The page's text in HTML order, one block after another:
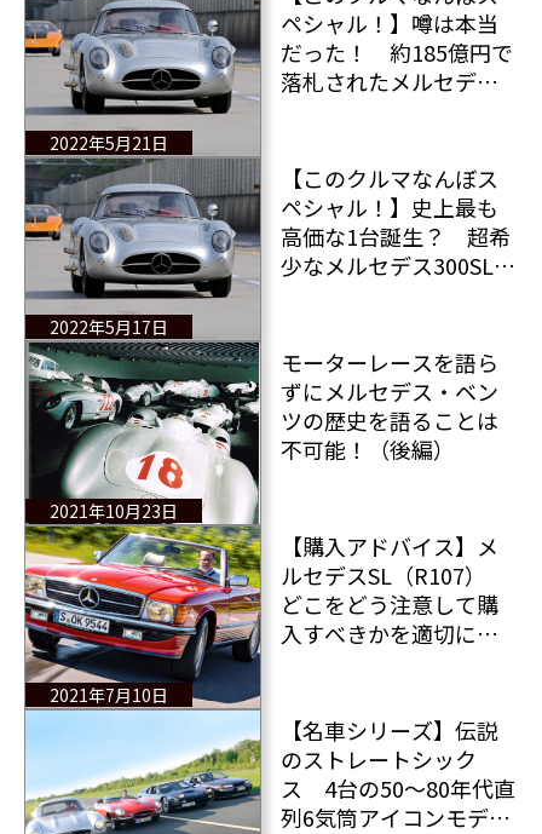
2022年5月21日
ペシャル！】噂は本当
だった！ 約185億円で
落札されたメルセデス
な1台に
2022年5月17日
【このクルマなんぼス
ペシャル！】史上最も
高価な1台誕生？ 超希
少なメルセデス300SLR
札？
2021年10月23日
モーターレースを語ら
ずにメルセデス・ベン
ツの歴史を語ることは
不可能！（後編）
2021年7月10日
【購入アドバイス】メ
ルセデスSL（R107）
どこをどう注意して購
入すべきかを適切に指
【名車シリーズ】伝説
のストレートシック
ス 4台の50～80年代直
列6気筒アイコンモデ